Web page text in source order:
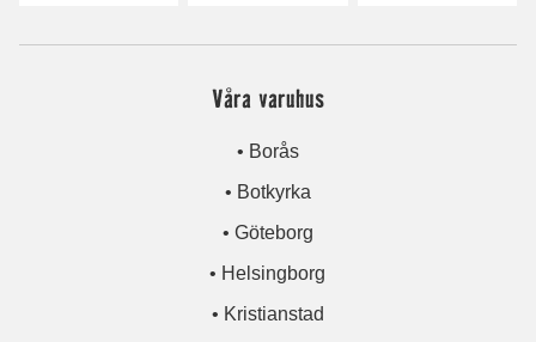
Våra varuhus
• Borås
• Botkyrka
• Göteborg
• Helsingborg
• Kristianstad